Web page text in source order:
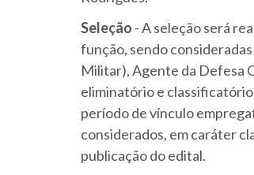
Seleção -A seleção será
função, sendo
Militar), Agente da Defesa
eliminatório e
período de vínculo
considerados, em caráter
publicação do edital.